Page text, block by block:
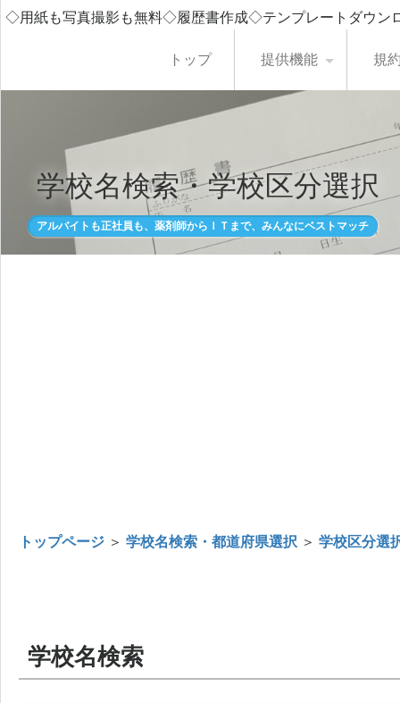
◇用紙も写真撮影も無料◇履歴書作成◇テンプレートダウ
トップ 提供機能 規
学校名検索・学校区分選択
アルバイトも正社員も、薬剤師からＩＴまで、みんなにベストマッチ
トップページ ＞ 学校名検索・都道府県選択 ＞ 学校区分選
学校名検索